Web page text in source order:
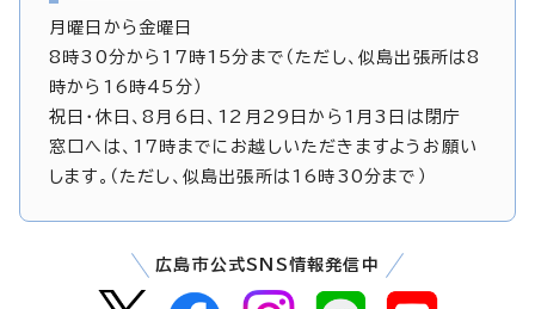
月曜日から金曜日
8時30分から17時15分まで（ただし、似島出張所は8
時から16時45分）
祝日・休日、8月6日、12月29日から1月3日は閉庁
窓口へは、17時までにお越しいただきますようお願い
します。（ただし、似島出張所は16時30分まで）
広島市公式SNS情報発信中